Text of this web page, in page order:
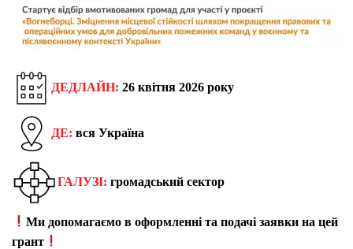
ДЕДЛАЙН: 26 квітня 2026 року
ДЕ: вся Україна
ГАЛУЗІ: громадський сектор
Ми допомагаємо в оформленні та подачі заявки на цей
грант